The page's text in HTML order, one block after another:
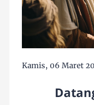
Kamis, 06 Maret